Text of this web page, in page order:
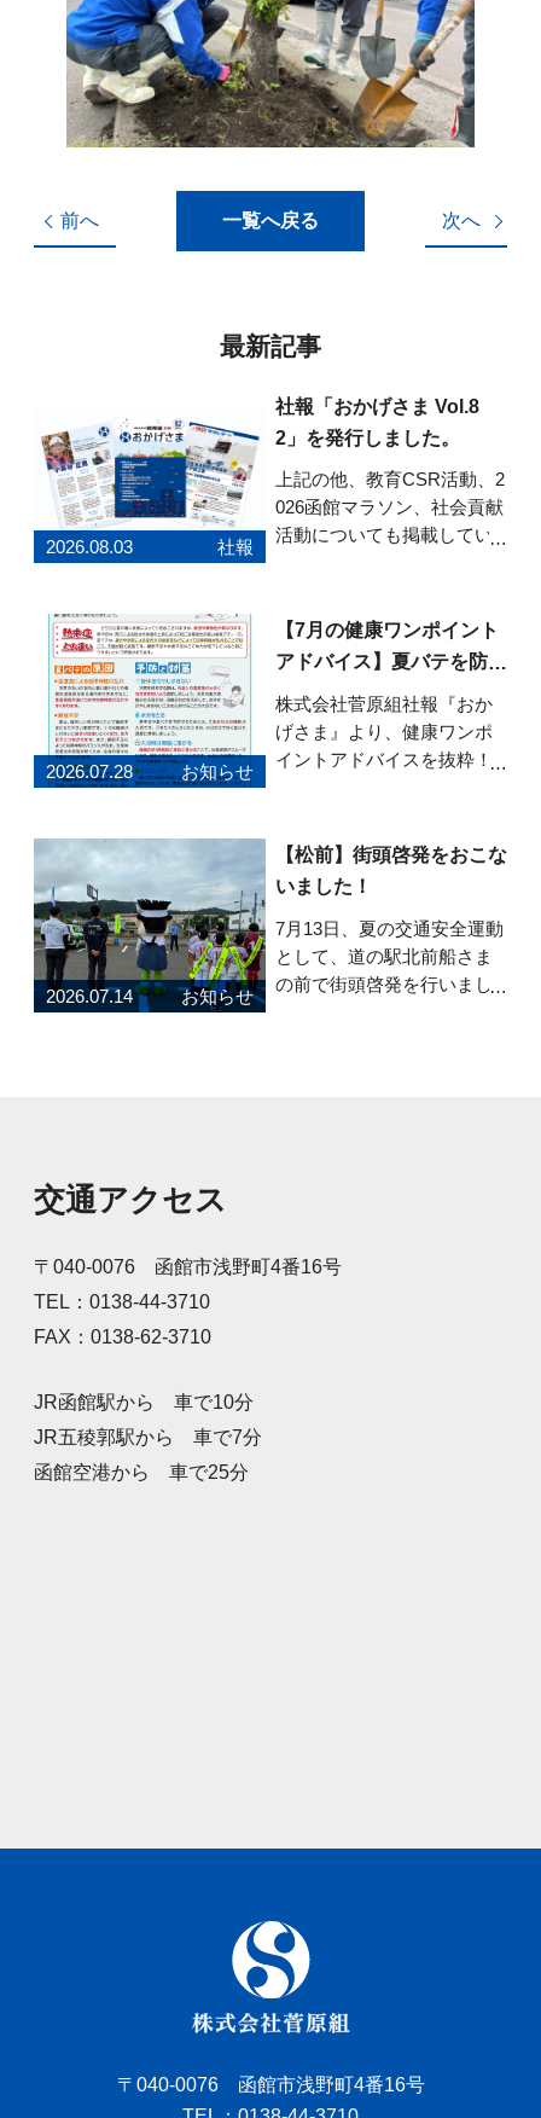
前へ 一覧へ戻る 次へ
最新記事
2026.08.03 社報
社報「おかげさま Vol.8
2」を発行しました。
上記の他、教育CSR活動、2
026函館マラソン、社会貢献
活動についても掲載してい
らから
2026.07.28 お知らせ
【7月の健康ワンポイント
アドバイス】夏バテを防ぐ
健康習慣
株式会社菅原組社報『おか
げさま』より、健康ワンポ
イントアドバイスを抜粋！7
健康習慣」です。 夏バテの
原因や熱中症との違い、暑
い季節を元気に乗り切るた
めのポイントを紹介してい
ます。 食事・睡眠・
2026.07.14 お知らせ
【松前】街頭啓発をおこな
いました！
7月13日、夏の交通安全運動
として、道の駅北前船さま
の前で街頭啓発を行いまし
交通アクセス
〒040-0076 函館市浅野町4番16号
TEL：0138-44-3710
FAX：0138-62-3710
JR函館駅から 車で10分
JR五稜郭駅から 車で7分
函館空港から 車で25分
〒040-0076 函館市浅野町4番16号